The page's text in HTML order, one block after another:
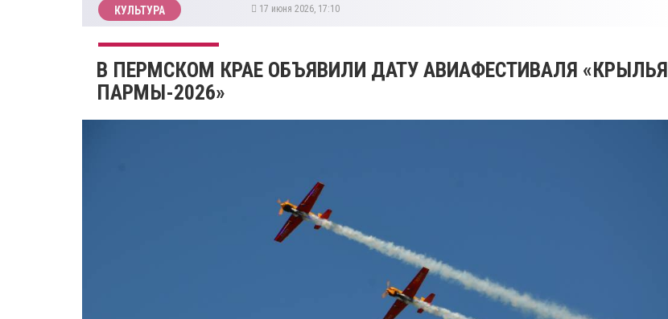
КУЛЬТУРА 17 июня 2026, 17:10
В ПЕРМСКОМ КРАЕ ОБЪЯВИЛИ ДАТУ АВИАФЕСТИВАЛЯ «КРЫЛЬЯ
ПАРМЫ-2026»